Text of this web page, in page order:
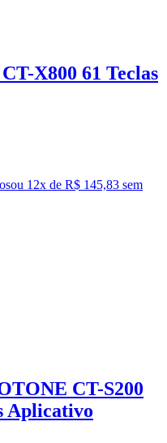
X800 61 Teclas
ou 12x de R$ 145,83 sem
CT-S200
Aplicativo